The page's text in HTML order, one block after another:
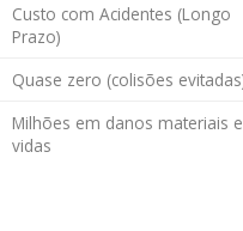
Custo com Acidentes (Longo
Prazo)
Quase zero (colisões
Milhões em danos materiais e
vidas